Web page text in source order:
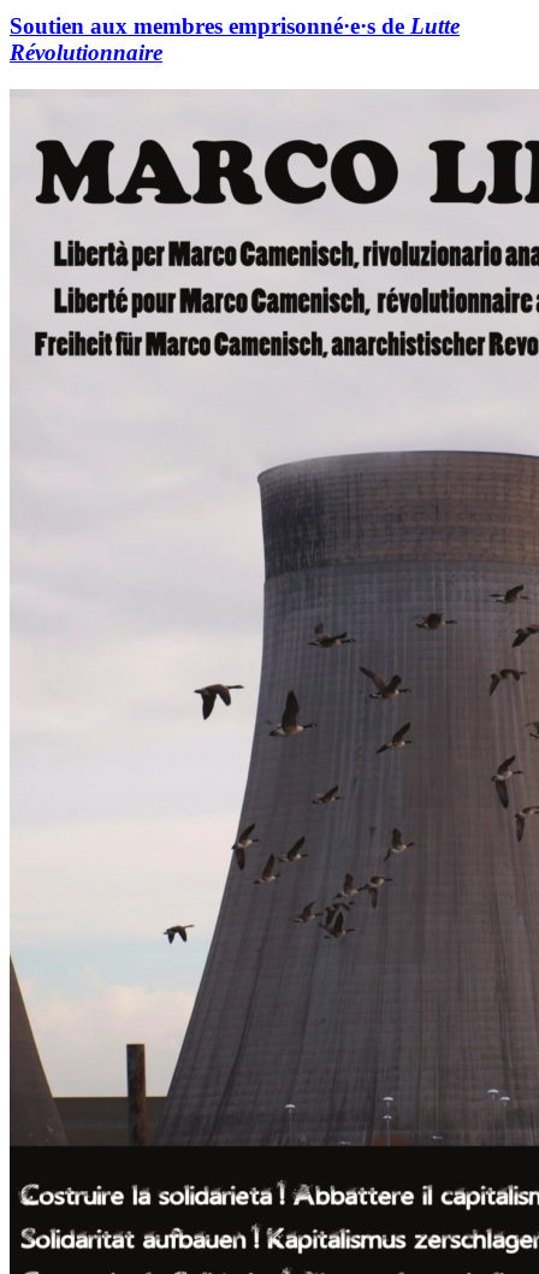
Soutien aux membres emprisonné·e·s de Lutte
Révolutionnaire